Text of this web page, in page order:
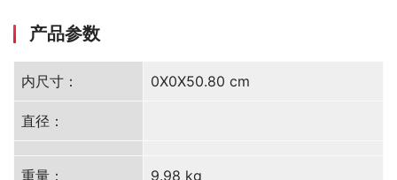
产品参数
内尺寸： 0X0X50.80 cm
直径：
重量： 9.98 kg